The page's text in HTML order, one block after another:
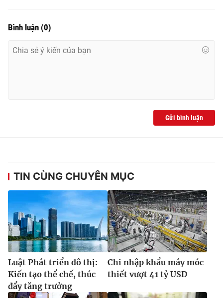
Bình luận (0)
Gửi bình luận
TIN CÙNG CHUYÊN MỤC
Luật Phát triển đô thị:
Kiến tạo thể chế, thúc
đẩy tăng trưởng
Chi nhập khẩu máy móc
thiết vượt 41 tỷ USD